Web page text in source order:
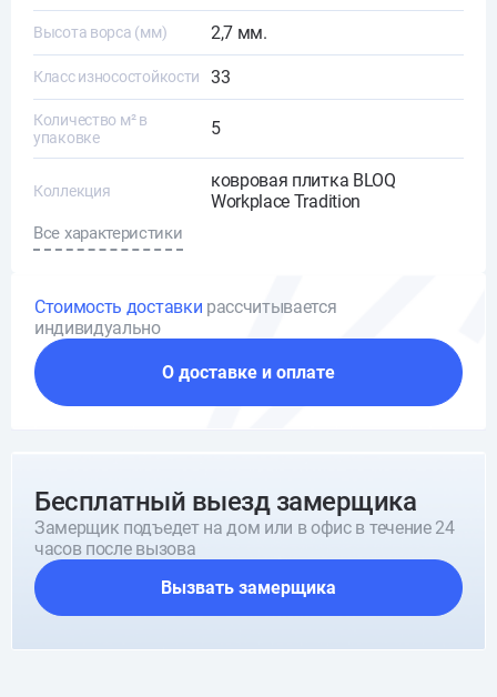
Высота ворса (мм) 2,7 мм.
Класс износостойкости 33
Количество м² в
упаковке
5
Коллекция
ковровая плитка BLOQ
Workplace Tradition
Все характеристики
Стоимость доставки рассчитывается
индивидуально
О доставке и оплате
Бесплатный выезд замерщика
Замерщик подъедет на дом или в офис в течение 24
часов после вызова
Вызвать замерщика